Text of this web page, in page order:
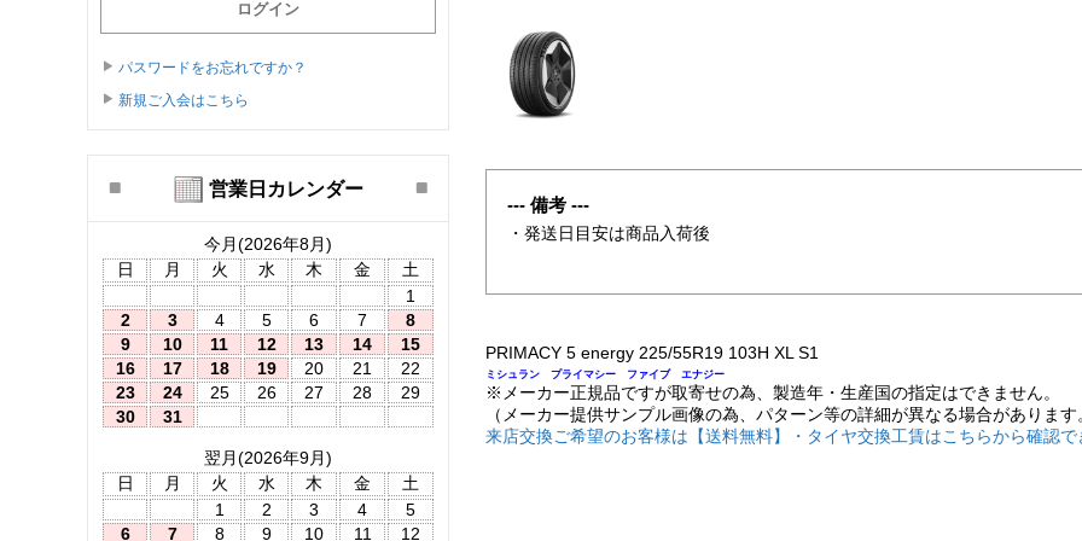
--- 備考 ---
・発送日目安は商品入荷後
PRIMACY 5 energy 225/55R19 103H XL S1
ミシュラン プライマシー ファイブ エナジー
※メーカー正規品ですが取寄せの為、製造年・生産国の指定はできません。
（メーカー提供サンプル画像の為、パターン等の詳細が異なる場合があります
来店交換ご希望のお客様は【送料無料】・タイヤ交換工賃はこちらから確認で
パスワードをお忘れですか？
新規ご入会はこちら
営業日カレンダー
今月(2026年8月)
日
月 火 水 木 金
土
1
2
3 4 5 6 7
8
9
10 11 12 13 14
15
16
17 18 19 20 21
22
23
24 25 26 27 28
29
30
31
翌月(2026年9月)
日
月 火 水 木 金
土
1
2 3 4
5
6
7 8 9 10 11 12